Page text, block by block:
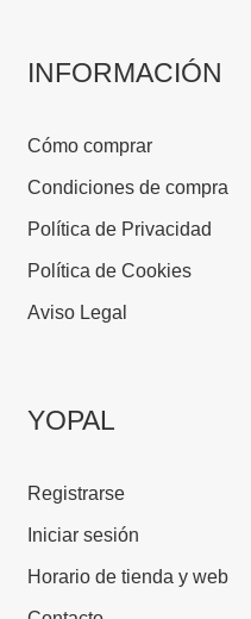
INFORMACIÓN
Cómo comprar
Condiciones de compra
Política de Privacidad
Política de Cookies
Aviso Legal
YOPAL
Registrarse
Iniciar sesión
Horario de tienda y web